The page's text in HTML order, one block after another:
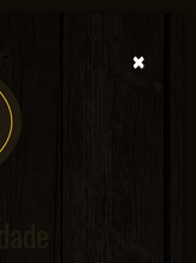
line!
×